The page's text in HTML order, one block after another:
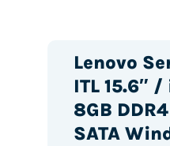
Lenovo
ITL 15.6″ /
8GB
SATA